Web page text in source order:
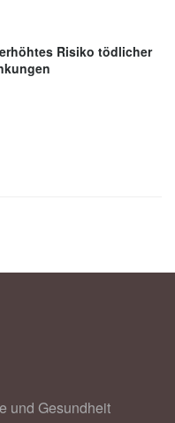
Risiko tödlicher
und Gesundheit